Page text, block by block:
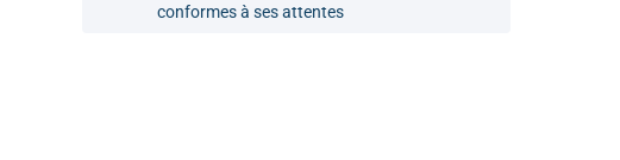
conformes à ses attentes